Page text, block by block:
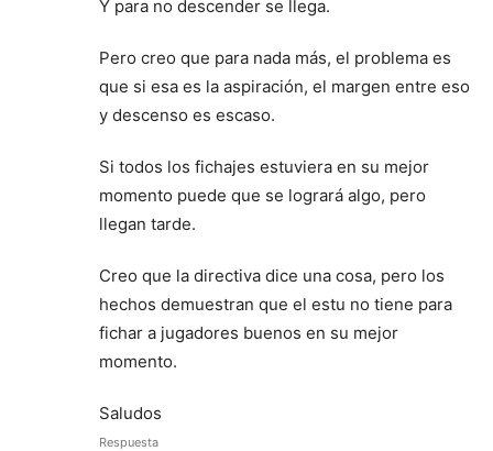
Y para no descender se llega.
Pero creo que para nada más, el problema es
que si esa es la aspiración, el margen entre eso
y descenso es escaso.
Si todos los fichajes estuviera en su mejor
momento puede que se logrará algo, pero
llegan tarde.
Creo que la directiva dice una cosa, pero los
hechos demuestran que el estu no tiene para
fichar a jugadores buenos en su mejor
momento.
Saludos
Respuesta